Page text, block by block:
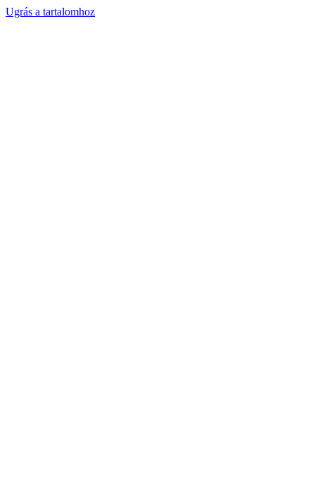
Ugrás a tartalomhoz